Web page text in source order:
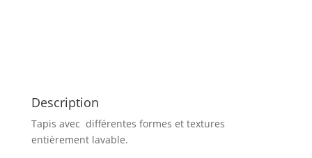
Description
Tapis avec différentes formes et textures
entièrement lavable.